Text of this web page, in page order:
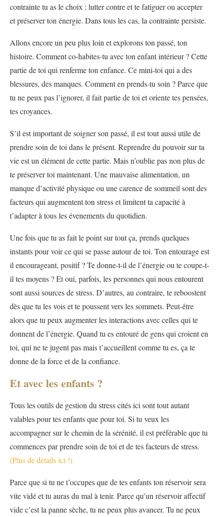
contrainte tu as le choix : lutter contre et te fatiguer ou accepter
et préserver ton énergie. Dans tous les cas, la contrainte persiste.
Allons encore un peu plus loin et explorons ton passé, ton
histoire. Comment co-habites-tu avec ton enfant intérieur ? Cette
partie de toi qui renferme ton enfance. Ce mini-toi qui a des
blessures, des manques. Comment en prends-tu soin ? Parce que
tu ne peux pas l’ignorer, il fait partie de toi et oriente tes pensées,
tes croyances.
S’il est important de soigner son passé, il est tout aussi utile de
prendre soin de toi dans le présent. Reprendre du pouvoir sur ta
vie est un élément de cette partie. Mais n’oublie pas non plus de
te préserver toi maintenant. Une mauvaise alimentation, un
manque d’activité physique ou une carence de sommeil sont des
facteurs qui augmentent ton stress et limitent ta capacité à
t’adapter à tous les évenements du quotidien.
Une fois que tu as fait le point sur tout ça, prends quelques
instants pour voir ce qui se passe autour de toi. Ton entourage est
il encourageant, positif ? Te donne-t-il de l’énergie ou te coupe-t-
il tes moyens ? Et oui, parfois, les personnes qui nous entourent
sont aussi sources de stress. D’autres, au contraire, te reboostent
dès que tu les vois et te poussent vers les sommets. Peut-être
alors que tu peux augmenter les interactions avec celles qui te
donnent de l’énergie. Quand tu es entouré de gens qui croient en
toi, qui ne te jugent pas mais t’accueillent comme tu es, ça te
donne de la force et de la confiance.
Et avec les enfants ?
Tous les outils de gestion du stress cités ici sont tout autant
valables pour tes enfants que pour toi. Si tu veux les
accompagner sur le chemin de la sérénité, il est préférable que tu
commences par prendre soin de toi et de tes facteurs de stress.
(Plus de détails ici !)
Parce que si tu ne t’occupes que de tes enfants ton réservoir sera
vite vidé et tu auras du mal à tenir. Parce qu’un réservoir affectif
vide c’est la panne sèche, tu ne peux plus avancer. Tu ne peux